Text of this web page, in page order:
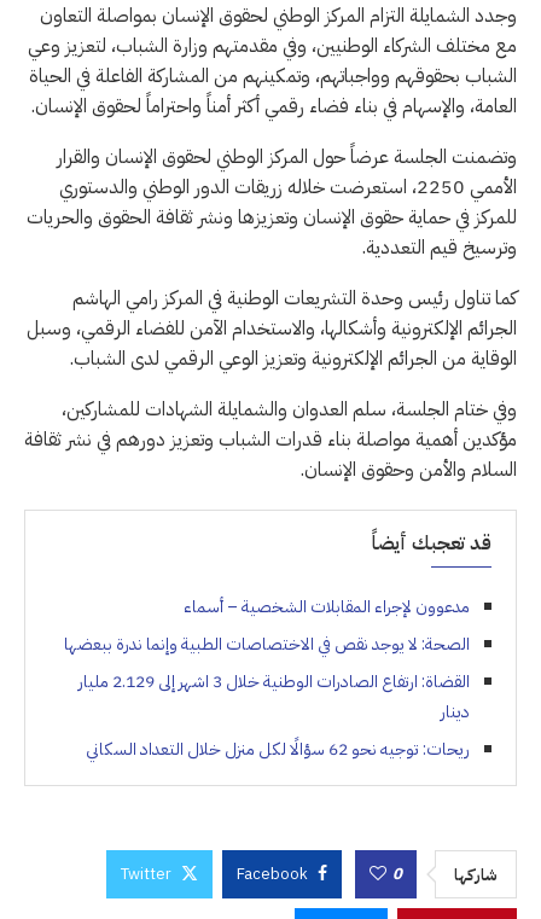
وجدد الشمايلة التزام المركز الوطني لحقوق الإنسان بمواصلة التعاون
مع مختلف الشركاء الوطنيين، وفي مقدمتهم وزارة الشباب، لتعزيز وعي
الشباب بحقوقهم وواجباتهم، وتمكينهم من المشاركة الفاعلة في الحياة
العامة، والإسهام في بناء فضاء رقمي أكثر أمناً واحتراماً لحقوق الإنسان.
وتضمنت الجلسة عرضاً حول المركز الوطني لحقوق الإنسان والقرار
الأممي 2250، استعرضت خلاله زريقات الدور الوطني والدستوري
للمركز في حماية حقوق الإنسان وتعزيزها ونشر ثقافة الحقوق والحريات
وترسيخ قيم التعددية.
كما تناول رئيس وحدة التشريعات الوطنية في المركز رامي الهاشم
الجرائم الإلكترونية وأشكالها، والاستخدام الآمن للفضاء الرقمي، وسبل
الوقاية من الجرائم الإلكترونية وتعزيز الوعي الرقمي لدى الشباب.
وفي ختام الجلسة، سلم العدوان والشمايلة الشهادات للمشاركين،
مؤكدين أهمية مواصلة بناء قدرات الشباب وتعزيز دورهم في نشر ثقافة
السلام والأمن وحقوق الإنسان.
قد تعجبك أيضاً
مدعوون لإجراء المقابلات الشخصية – أسماء
الصحة: لا يوجد نقص في الاختصاصات الطبية وإنما ندرة ببعضها
القضاة: ارتفاع الصادرات الوطنية خلال 3 اشهر إلى 2.129 مليار
دينار
ريحات: توجيه نحو 62 سؤالًا لكل منزل خلال التعداد السكاني
شاركها 0
Facebook
Twitter